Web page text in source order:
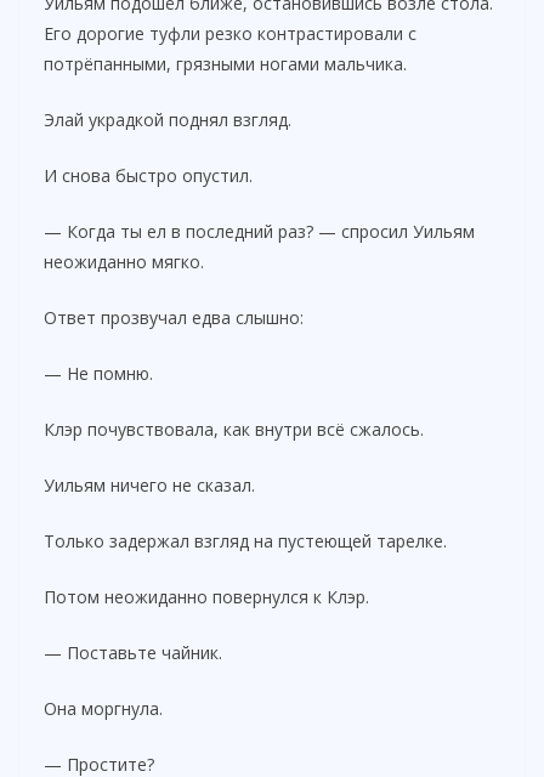
Его дорогие туфли резко контрастировали с
потрёпанными, грязными ногами мальчика.
Элай украдкой поднял взгляд.
И снова быстро опустил.
— Когда ты ел в последний раз? — спросил Уильям
неожиданно мягко.
Ответ прозвучал едва слышно:
— Не помню.
Клэр почувствовала, как внутри всё сжалось.
Уильям ничего не сказал.
Только задержал взгляд на пустеющей тарелке.
Потом неожиданно повернулся к Клэр.
— Поставьте чайник.
Она моргнула.
— Простите?